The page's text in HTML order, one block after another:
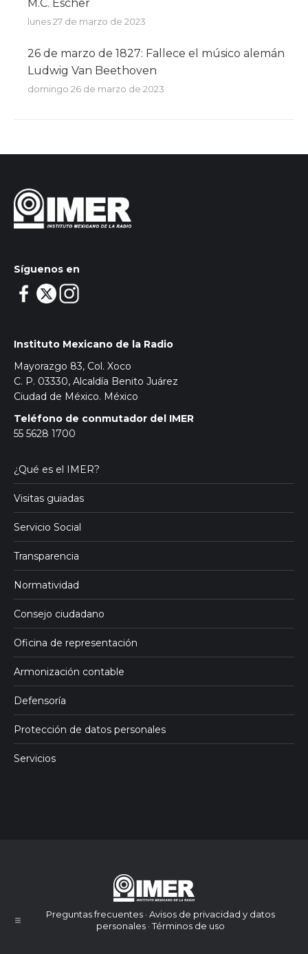
M.C. Escher
lunes 27 de marzo de 2023
26 de marzo de 1827: Fallece el músico alemán
Ludwig Van Beethoven
domingo 26 de marzo de 2023
Síguenos en
Instituto Mexicano de la Radio
Mayorazgo 83, Col. Xoco
C. P. 03330, Alcaldía Benito Juárez
Ciudad de México. México
Teléfono de conmutador del IMER
55 5628 1700
¿Qué es el IMER?
Visitas guiadas
Servicio Social
Transparencia
Normatividad
Consejo ciudadano
Oficina de representación
Armonización contable
Defensoría
Protección de datos personales
Servicios
Preguntas frecuentes · Avisos de privacidad y datos
personales · Términos de uso